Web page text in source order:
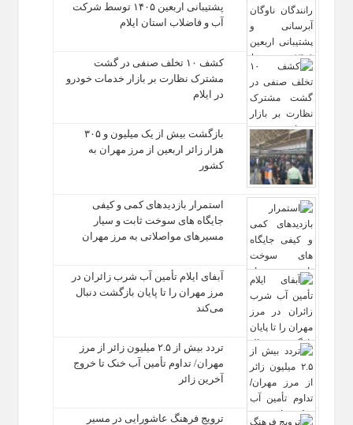
پشتیبانی اربعین ۱۴۰۵ توسط شرکت
آب و فاضلاب استان ایلام
کشف ۱۰ تخلف صنفی در گشت
مشترک نظارت بر بازار خدمات خودرو
در ایلام
بازگشت بیش از یک میلیون و ۳۰۵
هزار زائر اربعین از مرز مهران به
کشور
استمرار بازدیدهای کمی و کیفی
جایگاه‌ های سوخت ثابت و سیار
مسیرهای مواصلاتی به مرز مهران
آبفای ایلام تأمین آب شرب زائران در
مرز مهران را تا پایان بازگشت دنبال
می‌کند
تردد بیش از ۲.۵ میلیون زائر از مرز
مهران/ تداوم تأمین آب خنک تا خروج
آخرین زائر
ترویج فرهنگ عاشورایی در مسیر